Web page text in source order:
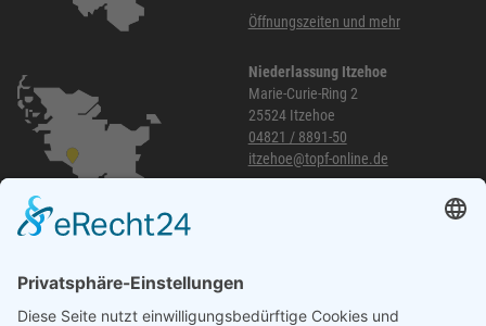
Öffnungszeiten und mehr
Niederlassung Itzehoe
Marie-Curie-Ring 2
25524 Itzehoe
04821 / 8891-50
itzehoe@topf-online.de
040 / 21 04 04 04-04